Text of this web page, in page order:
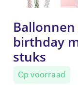
birthday
stuks
Op voorraad